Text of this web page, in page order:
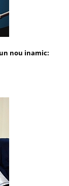
nou inamic: